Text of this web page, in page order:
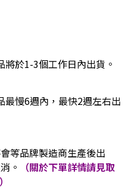
於1-3個工作日內出貨。
慢6週內，最快2週左右出
等品牌製造商生產後出
。
（關於下單詳情請見取